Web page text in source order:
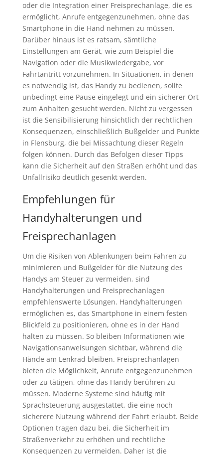
oder die Integration einer Freisprechanlage, die es
ermöglicht, Anrufe entgegenzunehmen, ohne das
Smartphone in die Hand nehmen zu müssen.
Darüber hinaus ist es ratsam, sämtliche
Einstellungen am Gerät, wie zum Beispiel die
Navigation oder die Musikwiedergabe, vor
Fahrtantritt vorzunehmen. In Situationen, in denen
es notwendig ist, das Handy zu bedienen, sollte
unbedingt eine Pause eingelegt und ein sicherer Ort
zum Anhalten gesucht werden. Nicht zu vergessen
ist die Sensibilisierung hinsichtlich der rechtlichen
Konsequenzen, einschließlich Bußgelder und Punkte
in Flensburg, die bei Missachtung dieser Regeln
folgen können. Durch das Befolgen dieser Tipps
kann die Sicherheit auf den Straßen erhöht und das
Unfallrisiko deutlich gesenkt werden.
Empfehlungen für
Handyhalterungen und
Freisprechanlagen
Um die Risiken von Ablenkungen beim Fahren zu
minimieren und Bußgelder für die Nutzung des
Handys am Steuer zu vermeiden, sind
Handyhalterungen und Freisprechanlagen
empfehlenswerte Lösungen. Handyhalterungen
ermöglichen es, das Smartphone in einem festen
Blickfeld zu positionieren, ohne es in der Hand
halten zu müssen. So bleiben Informationen wie
Navigationsanweisungen sichtbar, während die
Hände am Lenkrad bleiben. Freisprechanlagen
bieten die Möglichkeit, Anrufe entgegenzunehmen
oder zu tätigen, ohne das Handy berühren zu
müssen. Moderne Systeme sind häufig mit
Sprachsteuerung ausgestattet, die eine noch
sicherere Nutzung während der Fahrt erlaubt. Beide
Optionen tragen dazu bei, die Sicherheit im
Straßenverkehr zu erhöhen und rechtliche
Konsequenzen zu vermeiden. Daher ist die